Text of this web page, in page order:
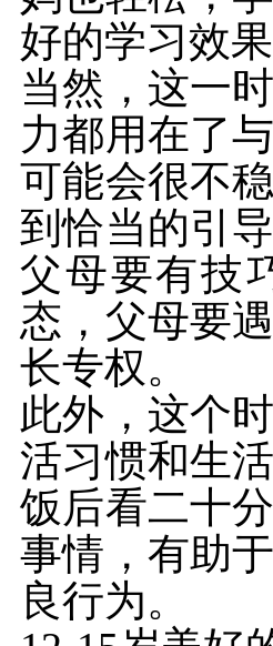
好的学习效果
当然，这一
力都用在了
可能会很不
到恰当的引
父母要有技
态，父母要
长专权。
此外，这个
活习惯和生
饭后看二十
事情，有助
良行为。